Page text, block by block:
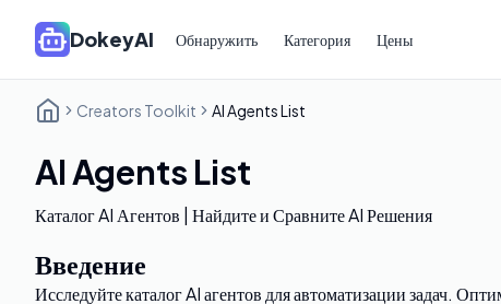
DokeyAI Обнаружить Категория Цены
Creators Toolkit AI Agents List
AI Agents List
Каталог AI Агентов | Найдите и Сравните AI Решения
Введение
Исследуйте каталог AI агентов для автоматизации задач.